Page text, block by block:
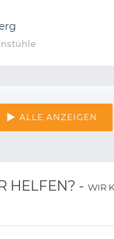
ALLE ANZEIGEN
HELFEN? - WIR